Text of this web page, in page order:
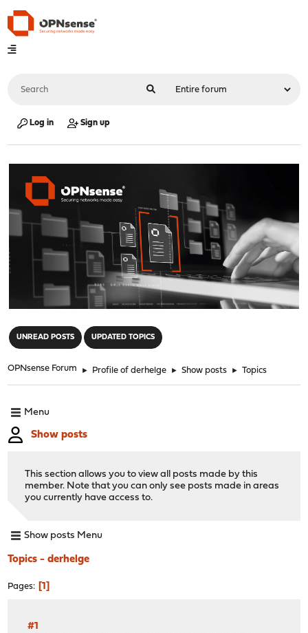
Log in Sign up
UNREAD POSTS UPDATED TOPICS
OPNsense Forum ► Profile of derhelge ► Show posts ► Topics
Menu
Show posts
This section allows you to view all posts made by this
member. Note that you can only see posts made in areas
you currently have access to.
Show posts Menu
Topics - derhelge
Pages 1
#1